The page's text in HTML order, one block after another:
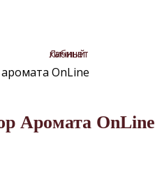
Личный кабинет
OnLine
Аромата OnLine